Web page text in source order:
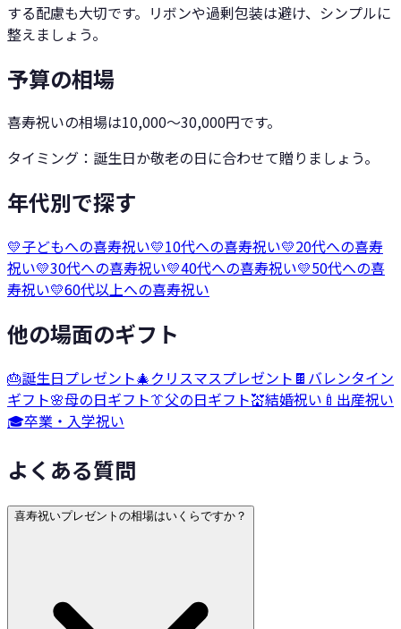
する配慮も大切です。リボンや過剰包装は避け、シンプルに
整えましょう。
予算の相場
喜寿祝いの相場は10,000〜30,000円です。
タイミング： 誕生日か敬老の日に合わせて贈りましょう。
年代別で探す
💛子どもへの喜寿祝い💛10代への喜寿祝い💛20代への喜寿
祝い💛30代への喜寿祝い💛40代への喜寿祝い💛50代への喜
寿祝い💛60代以上への喜寿祝い
他の場面のギフト
🎂誕生日プレゼント🎄クリスマスプレゼント 🍫 バレンタイン
ギフト🌸母の日ギフト👔父の日ギフト💒結婚祝い 🍼 出産祝い
🎓卒業・入学祝い
よくある質問
喜寿祝いプレゼントの相場はいくらですか？